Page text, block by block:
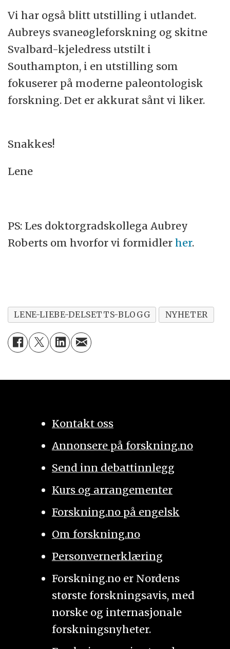
Vi har også blitt utstilling i utlandet.
Aubreys svaneøgleforskning og skitne
Svalbard-kjeledress utstilt i
Southampton, i en utstilling som
fokuserer på moderne paleontologisk
forskning. Det er akkurat sånt vi liker.
Snakkes!
Lene
PS: Les doktorgradskollega Aubrey
Roberts om hvorfor vi formidlerher.
LENE-LIEBE-DELSETTS-BLOGG NYHETER
Kontakt oss
Annonsere på forskning.no
Send inn debattinnlegg
Kurs og arrangementer
Forskning.no på engelsk
Om forskning.no
Personvernerklæring
Forskning.no er Nordens
største forskningsavis, med
norske og internasjonale
forskningsnyheter.